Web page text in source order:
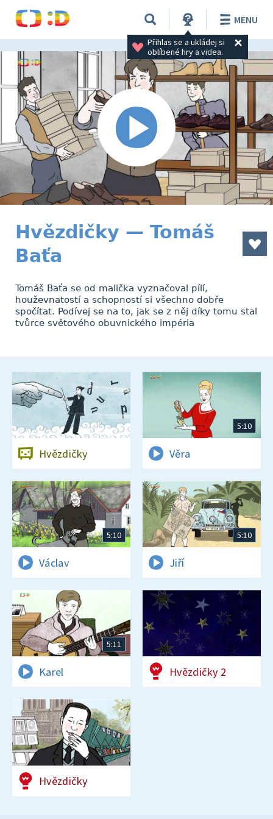
Přihlas se a ukládej si
oblíbené hry a videa.
MENU
Hvězdičky — Tomáš
Baťa
Tomáš Baťa se od malička vyznačoval pílí,
houževnatostí a schopností si všechno dobře
spočítat. Podívej se na to, jak se z něj díky tomu stal
tvůrce světového obuvnického impéria
Hvězdičky
5:10
Věra
5:10
Václav
5:10
Jiří
5:11
Karel Hvězdičky 2
Hvězdičky